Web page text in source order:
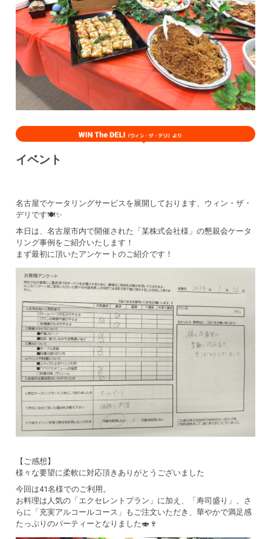
イベント
名古屋でケータリングサービスを展開しております、ウィン・ザ・
デリです🍽️✨
本日は、名古屋市内で開催された「某株式会社様」の懇親会ケータ
リング事例をご紹介いたします！
まず最初に頂いたアンケートのご紹介です！
【ご感想】
様々な要望に柔軟に対応頂きありがとうございました
今回は41名様でのご利用。
お料理は人気の「エクセレントプラン」に加え、「寿司盛り」、さ
らに「充実アルコールコース」もご注文いただき、華やかで満足感
たっぷりのパーティーとなりました🍣🍷